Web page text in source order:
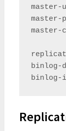
master-
master-
master-
binlog-